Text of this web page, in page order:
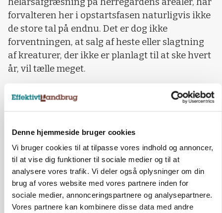
Denne hjemmeside bruger cookies
Vi bruger cookies til at tilpasse vores indhold og annoncer,
til at vise dig funktioner til sociale medier og til at
analysere vores trafik. Vi deler også oplysninger om din
brug af vores website med vores partnere inden for
sociale medier, annonceringspartnere og analysepartnere.
Vores partnere kan kombinere disse data med andre
forvalteren her i opstartsfasen naturligvis ikke
de store tal på endnu. Det er dog ikke
forventningen, at salg af heste eller slagtning
af kreaturer, der ikke er planlagt til at ske hvert
år, vil tælle meget.
Ifølge Kristian Graubæk er det hensigten, at
genforvildningsprojektet skal bæres på de
Naturfredningsforening (ejerne af Skovsgaard
Gods, red.) får ind.
Herudover skal pengene komme ind ad andre
veje. For eksempel via rundvisninger, guidede
turer og frivillige bidrag.
Natur